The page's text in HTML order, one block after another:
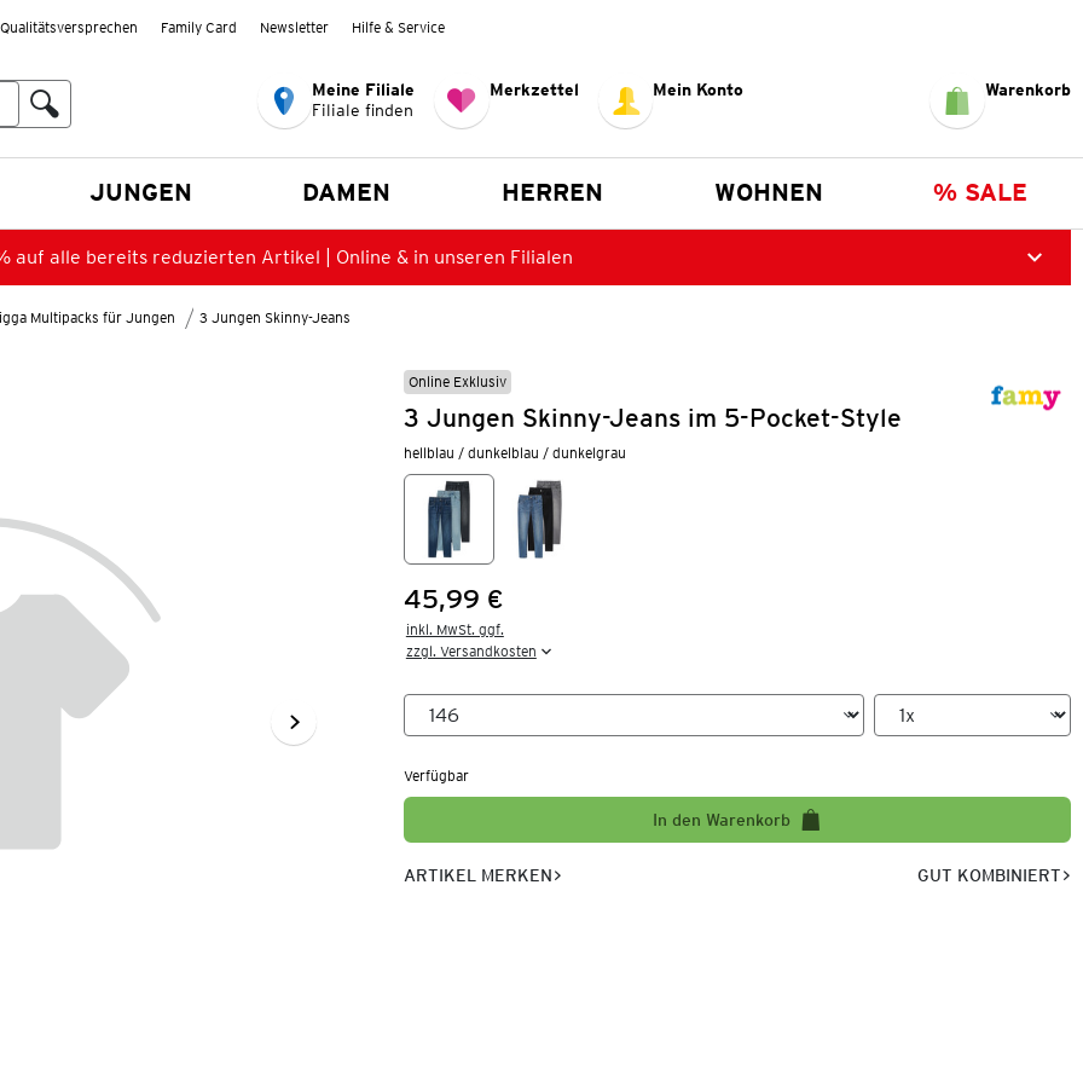
Qualitätsversprechen Family Card Newsletter Hilfe & Service
Meine Filiale
Filiale finden
Merkzettel Mein Konto Warenkorb
JUNGEN DAMEN HERREN WOHNEN % SALE
auf alle bereits reduzierten Artikel | Online & in unseren Filialen
Multipacks für Jungen 3 Jungen Skinny-Jeans
Online Exklusiv
3 Jungen Skinny-Jeans im 5-Pocket-Style
hellblau / dunkelblau / dunkelgrau
Preis:
45,99 €
inkl. MwSt. ggf.
zzgl. Versandkosten
Verfügbar
In den Warenkorb
ARTIKEL MERKEN GUT KOMBINIERT